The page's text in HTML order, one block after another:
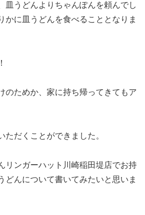
皿うどんよりちゃんぽんを頼んでし
かに皿うどんを食べることとなりま
のためか、家に持ち帰ってきてもア
ただくことができました。
リンガーハット川崎稲田堤店でお持
どんについて書いてみたいと思いま